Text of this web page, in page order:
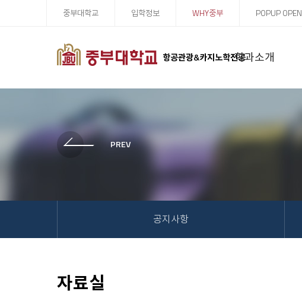
항공관광&카지노학전공
중부대학교 입학정보 WHY중부 POPUP OPEN
학과소개
공지사항
자료실